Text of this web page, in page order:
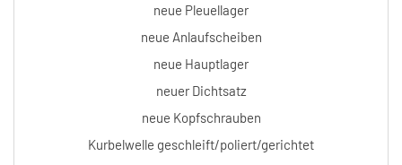
neue Pleuellager
neue Anlaufscheiben
neue Hauptlager
neuer Dichtsatz
neue Kopfschrauben
Kurbelwelle geschleift/poliert/gerichtet